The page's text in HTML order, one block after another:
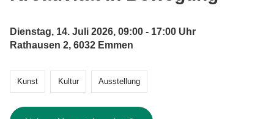
Dienstag, 14. Juli 2026, 09:00 - 17:00 Uhr
Rathausen 2, 6032 Emmen
Kunst Kultur Ausstellung